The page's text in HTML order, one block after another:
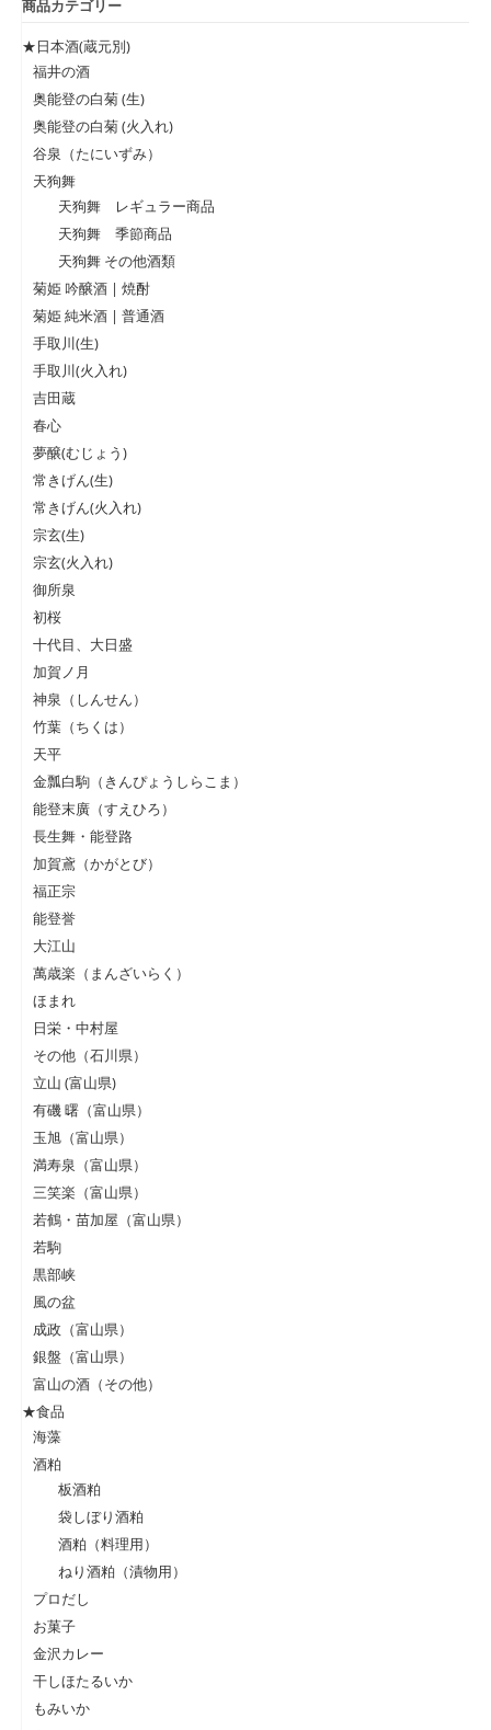
商品カテゴリー
★日本酒(蔵元別)
福井の酒
奥能登の白菊 (生)
奥能登の白菊 (火入れ)
谷泉（たにいずみ）
天狗舞
天狗舞 レギュラー商品
天狗舞 季節商品
天狗舞 その他酒類
菊姫 吟醸酒 | 焼酎
菊姫 純米酒 | 普通酒
手取川(生)
手取川(火入れ)
吉田蔵
春心
夢醸(むじょう)
常きげん(生)
常きげん(火入れ)
宗玄(生)
宗玄(火入れ)
御所泉
初桜
十代目、大日盛
加賀ノ月
神泉（しんせん）
竹葉（ちくは）
天平
金瓢白駒（きんぴょうしらこま）
能登末廣（すえひろ）
長生舞・能登路
加賀鳶（かがとび）
福正宗
能登誉
大江山
萬歳楽（まんざいらく）
ほまれ
日栄・中村屋
その他（石川県）
立山 (富山県)
有磯 曙（富山県）
玉旭（富山県）
満寿泉（富山県）
三笑楽（富山県）
若鶴・苗加屋（富山県）
若駒
黒部峡
風の盆
成政（富山県）
銀盤（富山県）
富山の酒（その他）
★食品
海藻
酒粕
板酒粕
袋しぼり酒粕
酒粕（料理用）
ねり酒粕（漬物用）
プロだし
お菓子
金沢カレー
干しほたるいか
もみいか